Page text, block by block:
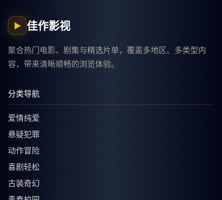
▶ 佳作影视
聚合热门电影、剧集与精选片单，覆盖多地区、多类型内
容，带来清晰顺畅的浏览体验。
分类导航
爱情纯爱
悬疑犯罪
动作冒险
喜剧轻松
古装奇幻